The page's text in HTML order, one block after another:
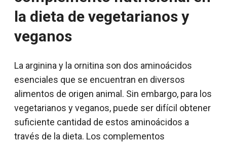
la dieta de vegetarianos y
veganos
La arginina y la ornitina son dos aminoácidos
esenciales que se encuentran en diversos
alimentos de origen animal. Sin embargo, para los
vegetarianos y veganos, puede ser difícil obtener
suficiente cantidad de estos aminoácidos a
través de la dieta. Los complementos